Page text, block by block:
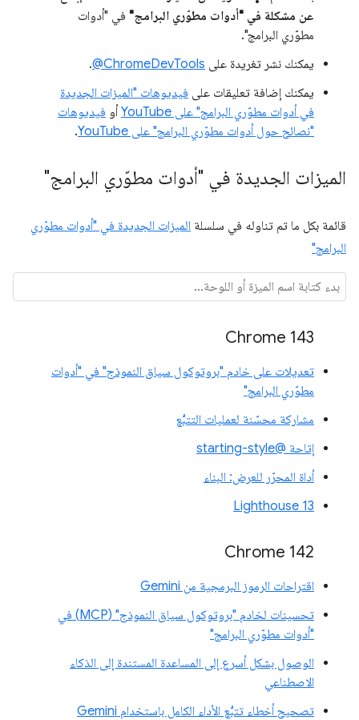
عن مشكلة في "أدوات مطوّري البرامج" في "أدوات
مطوّري البرامج".
يمكنك نشر تغريدة على ‎@ChromeDevTools
.
يمكنك إضافة تعليقات على فيديوهات "الميزات الجديدة
في أدوات مطوّري البرامج" على YouTube
أو فيديوهات
"نصائح حول أدوات مطوّري البرامج" على YouTube
.
الميزات الجديدة في "أدوات مطوّري البرامج"
قائمة بكل ما تم تناوله في سلسلة الميزات الجديدة في "أدوات مطوّري
البرامج"
Chrome 143
تعديلات على خادم "بروتوكول سياق النموذج" في "أدوات
مطوّري البرامج"
مشاركة محسّنة لعمليات التتبُّع
إتاحة @starting-style
أداة المحرّر للعرض: البناء
Lighthouse 13
Chrome 142
اقتراحات الرموز البرمجية من Gemini
تحسينات لخادم "بروتوكول سياق النموذج" (MCP) في
"أدوات مطوّري البرامج"
الوصول بشكل أسرع إلى المساعدة المستندة إلى الذكاء
الاصطناعي
تصحيح أخطاء تتبُّع الأداء الكامل باستخدام Gemini